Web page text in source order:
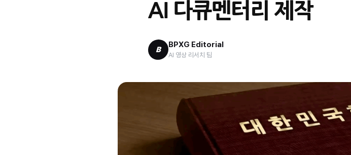
AI 다큐멘터리 제작
B
BPXG Editorial
AI 영상 리서치 팀